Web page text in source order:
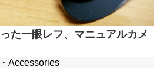
た一眼レフ、マニュアルカメ
Accessories